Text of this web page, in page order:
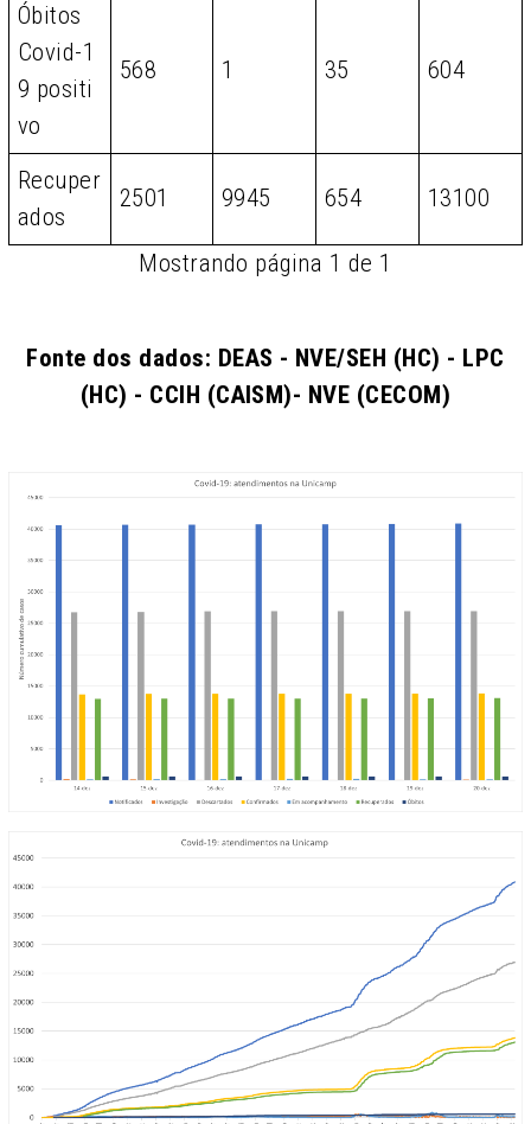
Óbitos
Covid-1
9 positi
vo
568 1 35 604
Recuper
ados
2501 9945 654 13100
Mostrando página 1 de 1
Fonte dos dados: DEAS - NVE/SEH (HC) - LPC
(HC) - CCIH (CAISM)- NVE (CECOM)